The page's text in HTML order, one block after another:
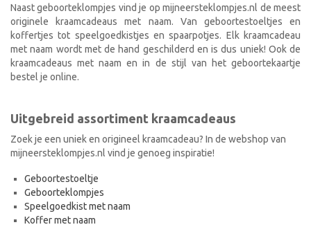
Naast geboorteklompjes vind je op mijneersteklompjes.nl de meest
originele kraamcadeaus met naam. Van geboortestoeltjes en
koffertjes tot speelgoedkistjes en spaarpotjes. Elk kraamcadeau
met naam wordt met de hand geschilderd en is dus uniek! Ook de
kraamcadeaus met naam en in de stijl van het geboortekaartje
bestel je online.
Uitgebreid assortiment kraamcadeaus
Zoek je een uniek en origineel kraamcadeau? In de webshop van
mijneersteklompjes.nl vind je genoeg inspiratie!
Geboortestoeltje
Geboorteklompjes
Speelgoedkist met naam
Koffer met naam